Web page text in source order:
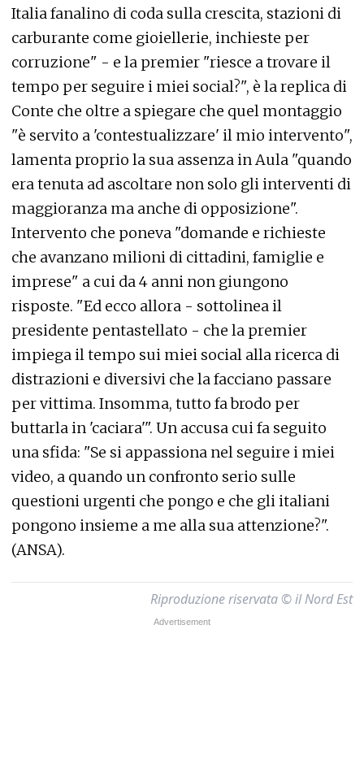
Italia fanalino di coda sulla crescita, stazioni di
carburante come gioiellerie, inchieste per
corruzione" - e la premier "riesce a trovare il
tempo per seguire i miei social?", è la replica di
Conte che oltre a spiegare che quel montaggio
"è servito a 'contestualizzare' il mio intervento",
lamenta proprio la sua assenza in Aula "quando
era tenuta ad ascoltare non solo gli interventi di
maggioranza ma anche di opposizione".
Intervento che poneva "domande e richieste
che avanzano milioni di cittadini, famiglie e
imprese" a cui da 4 anni non giungono
risposte. "Ed ecco allora - sottolinea il
presidente pentastellato - che la premier
impiega il tempo sui miei social alla ricerca di
distrazioni e diversivi che la facciano passare
per vittima. Insomma, tutto fa brodo per
buttarla in 'caciara'". Un accusa cui fa seguito
una sfida: "Se si appassiona nel seguire i miei
video, a quando un confronto serio sulle
questioni urgenti che pongo e che gli italiani
pongono insieme a me alla sua attenzione?".
(ANSA).
Riproduzione riservata © il Nord Est